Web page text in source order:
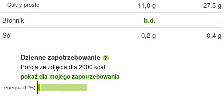
Cukry proste 11,0 g
27,5 g
Błonnik
b.d.
-
Sól
0,2 g 0,4 g
Dzienne zapotrzebowanie
Porcja ze zdjęcia dla 2000 kcal
pokaż dla mojego zapotrzebowania
energia (6 %)